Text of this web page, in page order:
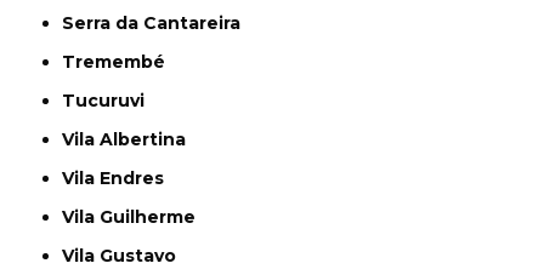
Serra da Cantareira
Tremembé
Tucuruvi
Vila Albertina
Vila Endres
Vila Guilherme
Vila Gustavo